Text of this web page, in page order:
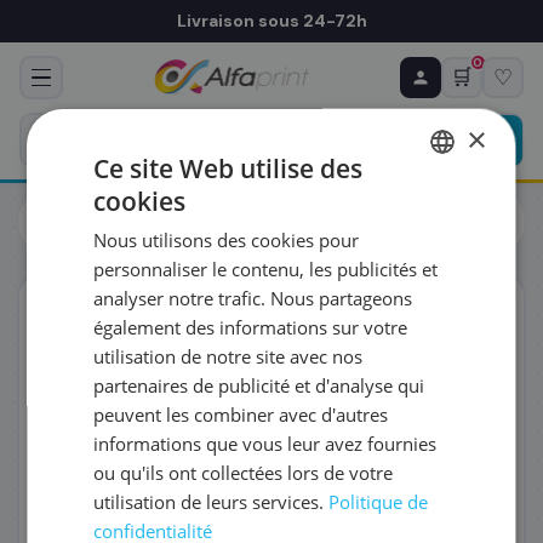
Livraison sous 24-72h
🛒
0
♡
Cartouches
Brother
couleurs, 4 x 1 200 pages
ORIGINAL
♻ COMMANDE RÉCURRENTE
Prévoyez & économisez
Programmez votre prochain achat — notre équipe
vous prépare un devis personnalisé
RÉFÉRENCE DU PRODUIT
FRÉQUENCE
QUANTITÉ PAR LIVRAISON
DATE DE PREMIÈRE LIVRAISON SOUHAITÉE
×
Ce site Web utilise des
cookies
Nous utilisons des cookies pour
personnaliser le contenu, les publicités et
analyser notre trafic. Nous partageons
également des informations sur votre
utilisation de notre site avec nos
partenaires de publicité et d'analyse qui
peuvent les combiner avec d'autres
informations que vous leur avez fournies
ou qu'ils ont collectées lors de votre
utilisation de leurs services. Politique de
confidentialité